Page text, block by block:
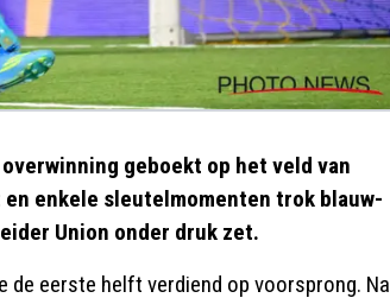
geboekt op het veld van
enkele sleutelmomenten trok blauw-
Union onder druk zet.
de eerste helft verdiend op voorsprong. Na